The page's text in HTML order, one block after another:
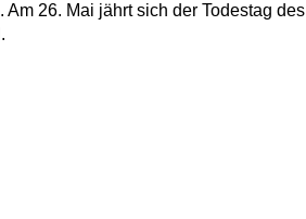
Am 26. Mai jährt sich der Todestag des